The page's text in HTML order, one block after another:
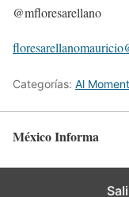
@mfloresarellano
Categorías: Al
México Informa